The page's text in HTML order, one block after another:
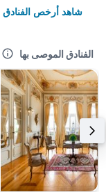
شاهد أرخص
الفنادق الموصى بها